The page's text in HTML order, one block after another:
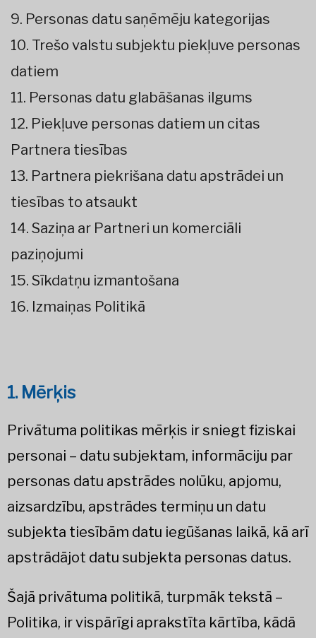
9. Personas datu saņēmēju kategorijas
10. Trešo valstu subjektu piekļuve personas
datiem
11. Personas datu glabāšanas ilgums
12. Piekļuve personas datiem un citas
Partnera tiesības
13. Partnera piekrišana datu apstrādei un
tiesības to atsaukt
14. Saziņa ar Partneri un komerciāli
paziņojumi
15. Sīkdatņu izmantošana
16. Izmaiņas Politikā
1. Mērķis
Privātuma politikas mērķis ir sniegt fiziskai
personai – datu subjektam, informāciju par
personas datu apstrādes nolūku, apjomu,
aizsardzību, apstrādes termiņu un datu
subjekta tiesībām datu iegūšanas laikā, kā arī
apstrādājot datu subjekta personas datus.
Šajā privātuma politikā, turpmāk tekstā –
Politika, ir vispārīgi aprakstīta kārtība, kādā